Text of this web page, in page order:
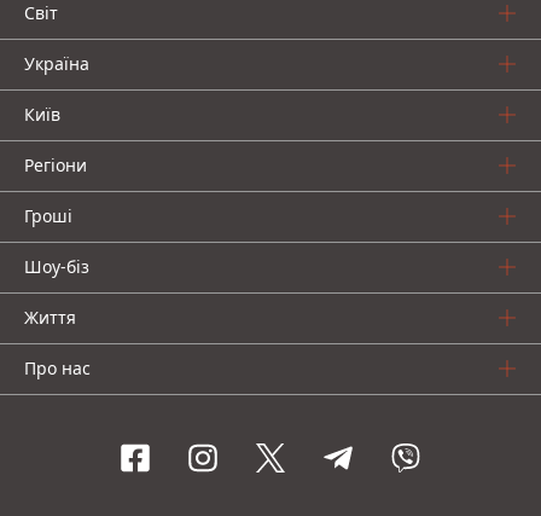
Світ
Україна
Київ
Регіони
Гроші
Шоу-біз
Життя
Про нас